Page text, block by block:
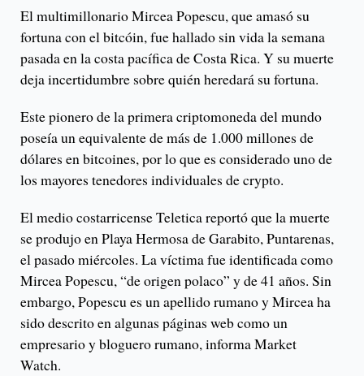
El multimillonario Mircea Popescu, que amasó su
fortuna con el bitcóin, fue hallado sin vida la semana
pasada en la costa pacífica de Costa Rica. Y su muerte
deja incertidumbre sobre quién heredará su fortuna.
Este pionero de la primera criptomoneda del mundo
poseía un equivalente de más de 1.000 millones de
dólares en bitcoines, por lo que es considerado uno de
los mayores tenedores individuales de crypto.
El medio costarricense Teletica reportó que la muerte
se produjo en Playa Hermosa de Garabito, Puntarenas,
el pasado miércoles. La víctima fue identificada como
Mircea Popescu, “de origen polaco” y de 41 años. Sin
embargo, Popescu es un apellido rumano y Mircea ha
sido descrito en algunas páginas web como un
empresario y bloguero rumano, informa Market
Watch.